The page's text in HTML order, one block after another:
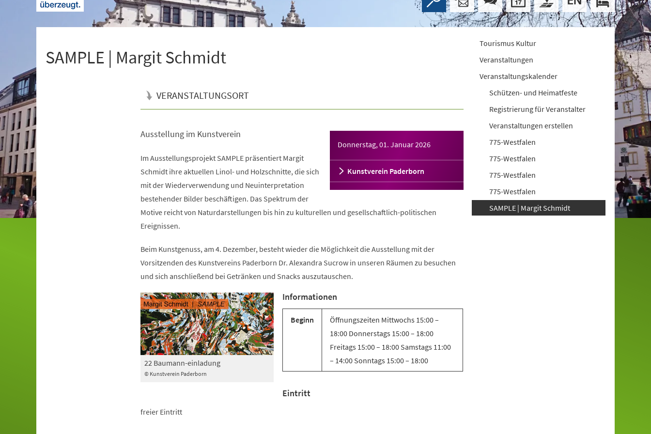
SAMPLE | Margit Schmidt
VERANSTALTUNGSORT
Donnerstag, 01. Januar 2026
Kunstverein Paderborn
Ausstellung im Kunstverein
Im Ausstellungsprojekt SAMPLE präsentiert Margit
Schmidt ihre aktuellen Linol- und Holzschnitte, die sich
mit der Wiederverwendung und Neuinterpretation
bestehender Bilder beschäftigen. Das Spektrum der
Motive reicht von Naturdarstellungen bis hin zu kulturellen und gesellschaftlich-politischen
Ereignissen.
Beim Kunstgenuss, am 4. Dezember, besteht wieder die Möglichkeit die Ausstellung mit der
Vorsitzenden des Kunstvereins Paderborn Dr. Alexandra Sucrow in unseren Räumen zu besuchen
und sich anschließend bei Getränken und Snacks auszutauschen.
© Kunstverein Paderborn
22 Baumann-einladung
Informationen
Beginn
Öffnungszeiten Mittwochs 15:00 –
18:00 Donnerstags 15:00 – 18:00
Freitags 15:00 – 18:00 Samstags 11:00
– 14:00 Sonntags 15:00 – 18:00
Eintritt
freier Eintritt
Tourismus Kultur
Veranstaltungen
Veranstaltungskalender
Schützen- und Heimatfeste
Registrierung für Veranstalter
Veranstaltungen erstellen
775-Westfalen
775-Westfalen
775-Westfalen
775-Westfalen
SAMPLE | Margit Schmidt